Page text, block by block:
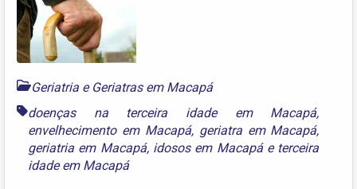
Geriatria e Geriatras em Macapá
doenças na terceira idade em Macapá,
envelhecimento em Macapá, geriatra em Macapá,
geriatria em Macapá, idosos em Macapáe terceira
idade em Macapá